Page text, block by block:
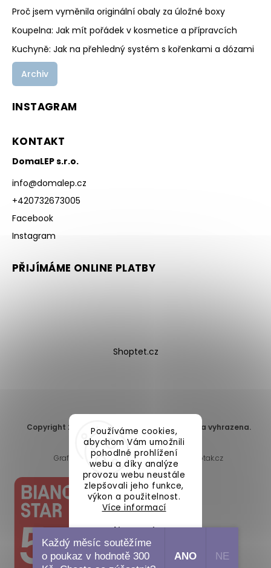
Používáme cookies,
abychom Vám umožnili
pohodlné prohlížení
webu a díky analýze
provozu webu neustále
zlepšovali jeho funkce,
výkon a použitelnost.
Více informací
Nastavení
Proč jsem vyměnila originální obaly za úložné boxy
Koupelna: Jak mít pořádek v kosmetice a přípravcích
Kuchyně: Jak na přehledný systém s kořenkami a dózami
Archiv
INSTAGRAM
KONTAKT
DomaLEP s.r.o.
info@domalep.cz
+420732673005
Facebook
Instagram
PŘIJÍMÁME ONLINE PLATBY
Shoptet.cz
Copyright 2026 DomaLEP s.r.o. . Všechna práva vyhrazena.
Upravit nastavení cookies
Grafický návrh vytvořil a nakódoval
Shoptak.cz
Každý měsíc soutěžíme
o poukaz v hodnotě 300
ANO NE